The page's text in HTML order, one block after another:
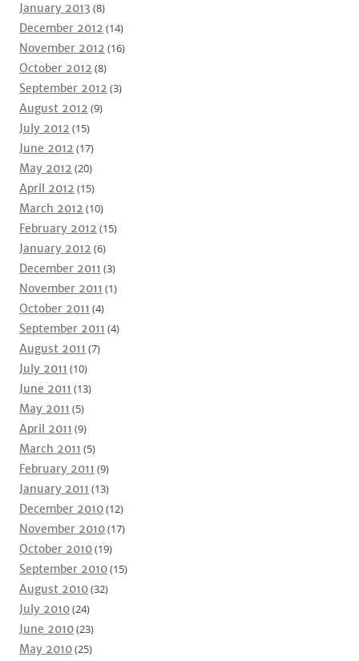
January 2013 (8)
December 2012 (14)
November 2012 (16)
October 2012 (8)
September 2012 (3)
August 2012 (9)
July 2012 (15)
June 2012 (17)
May 2012 (20)
April 2012 (15)
March 2012 (10)
February 2012 (15)
January 2012 (6)
December 2011 (3)
November 2011 (1)
October 2011 (4)
September 2011 (4)
August 2011 (7)
July 2011 (10)
June 2011 (13)
May 2011 (5)
April 2011 (9)
March 2011 (5)
February 2011 (9)
January 2011 (13)
December 2010(12)
November 2010(17)
October 2010(19)
September 2010(15)
August 2010(32)
July 2010(24)
June 2010(23)
May 2010(25)